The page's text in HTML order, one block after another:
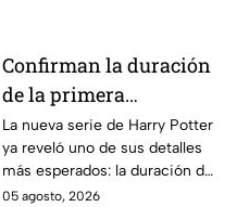
Confirman la duración
de la primera
temporada de Harry
Potter y emocionará a
los fans de los libros
La nueva serie de Harry Potter
ya reveló uno de sus detalles
más esperados: la duración de
la primera temporada basada
05 agosto, 2026